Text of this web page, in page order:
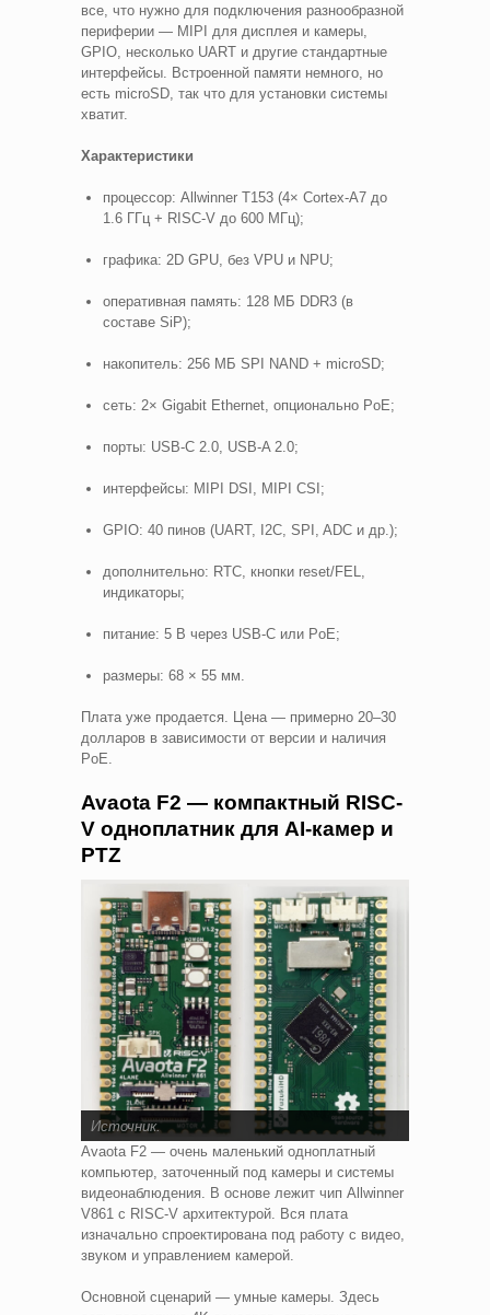
все, что нужно для подключения разнообразной
периферии — MIPI для дисплея и камеры,
GPIO, несколько UART и другие стандартные
интерфейсы. Встроенной памяти немного, но
есть microSD, так что для установки системы
хватит.
Характеристики
процессор: Allwinner T153 (4× Cortex-A7 до
1.6 ГГц + RISC-V до 600 МГц);
графика: 2D GPU, без VPU и NPU;
оперативная память: 128 МБ DDR3 (в
составе SiP);
накопитель: 256 МБ SPI NAND + microSD;
сеть: 2× Gigabit Ethernet, опционально PoE;
порты: USB-C 2.0, USB-A 2.0;
интерфейсы: MIPI DSI, MIPI CSI;
GPIO: 40 пинов (UART, I2C, SPI, ADC и др.);
дополнительно: RTC, кнопки reset/FEL,
индикаторы;
питание: 5 В через USB-C или PoE;
размеры: 68 × 55 мм.
Плата уже продается. Цена — примерно 20–30
долларов в зависимости от версии и наличия
PoE.
Avaota F2 — компактный RISC-
V одноплатник для AI-камер и
PTZ
Источник.
Avaota F2 — очень маленький одноплатный
компьютер, заточенный под камеры и системы
видеонаблюдения. В основе лежит чип Allwinner
V861 с RISC-V архитектурой. Вся плата
изначально спроектирована под работу с видео,
звуком и управлением камерой.
Основной сценарий — умные камеры. Здесь